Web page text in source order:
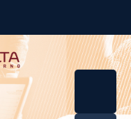
Curricul